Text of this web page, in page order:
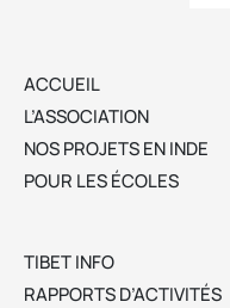
ACCUEIL
L’ASSOCIATION
NOS PROJETS EN INDE
POUR LES ÉCOLES
TIBET INFO
RAPPORTS D’ACTIVITÉS